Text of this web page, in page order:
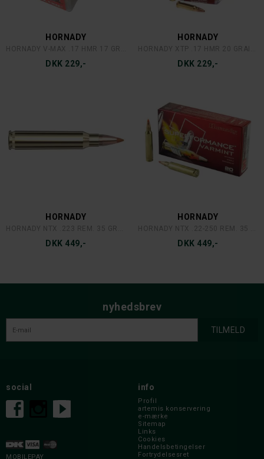
HORNADY
DKK 229,-
HORNADY
DKK 229,-
HORNADY
DKK 449,-
HORNADY
DKK 449,-
nyhedsbrev
social
MOBILEPAY
info
Profil
artemis konservering
e-mærke
Sitemap
Links
Cookies
Handelsbetingelser
Fortrydelsesret